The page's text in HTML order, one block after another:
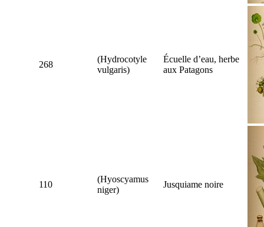
268
(Hydrocotyle
vulgaris)
Écuelle d’eau, herbe
aux Patagons
110
(Hyoscyamus
niger)
Jusquiame noire